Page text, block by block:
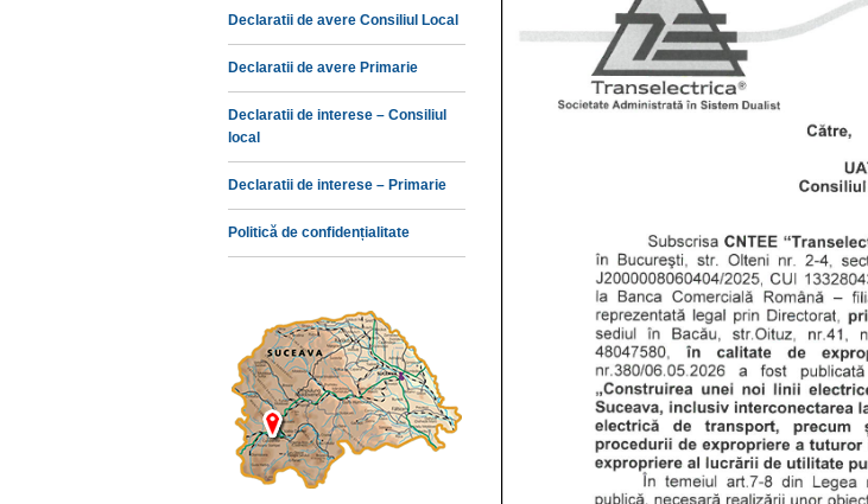
Declaratii de avere Consiliul Local
Declaratii de avere Primarie
Declaratii de interese – Consiliul
local
Declaratii de interese – Primarie
Politică de confidențialitate